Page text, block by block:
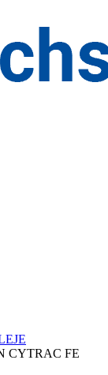
CYTRAC FE